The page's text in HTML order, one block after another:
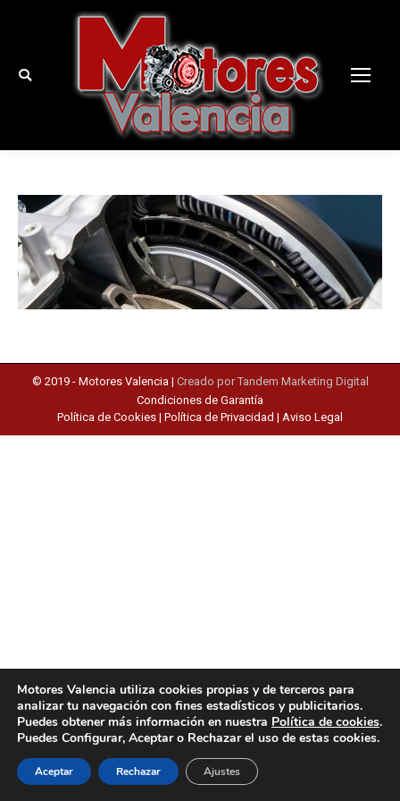
Buscar:
© 2019 - Motores Valencia | Creado por Tandem Marketing Digital
Condiciones de Garantía
Política de Cookies | Política de Privacidad | Aviso Legal
Motores Valencia utiliza cookies propias y de terceros para
analizar tu navegación con fines estadísticos y publicitarios.
Puedes obtener más información en nuestra Política de cookies.
Puedes Configurar, Aceptar o Rechazar el uso de estas cookies.
Aceptar Rechazar Ajustes